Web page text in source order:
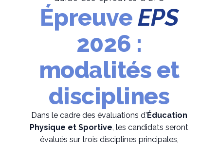
ÉpreuveEPS
2026 :
modalités et
disciplines
Dans le cadre des évaluations d'Éducation
Physique et Sportive , les candidats seront
évalués sur trois disciplines principales,